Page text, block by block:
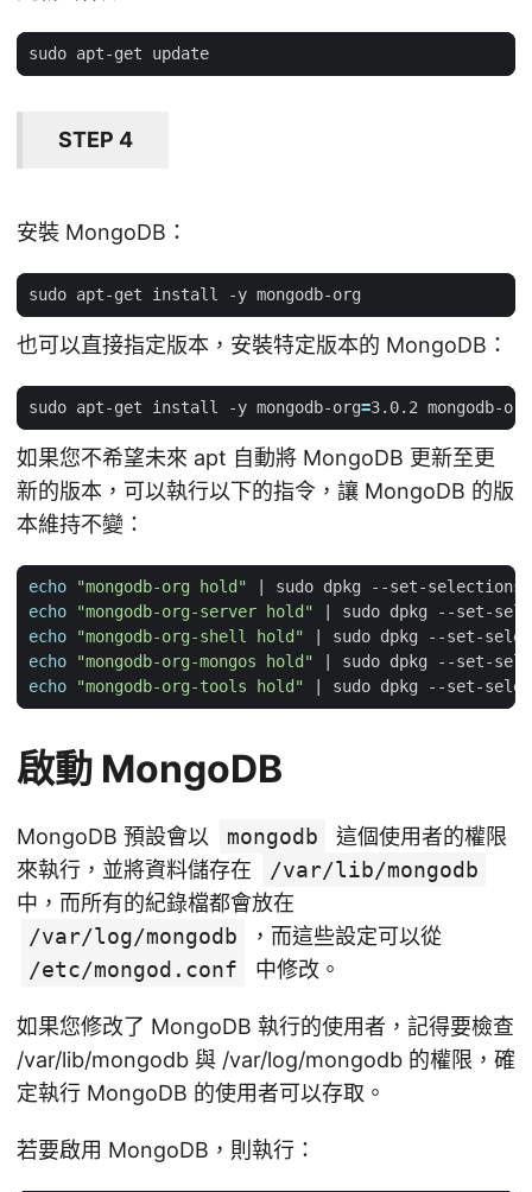
STEP 4
安裝 MongoDB：
也可以直接指定版本，安裝特定版本的 MongoDB：
sudo apt-get install -y mongodb-org=3.0.2 mongodb-
如果您不希望未來 apt 自動將 MongoDB 更新至更
新的版本，可以執行以下的指令，讓 MongoDB 的版
本維持不變：
echo "mongodb-org hold"
echo
"mongodb-org-server hold"
echo
"mongodb-org-shell hold"
echo
"mongodb-org-mongos hold"
echo
"mongodb-org-tools hold"
啟動 MongoDB
MongoDB 預設會以 mongodb
這個使用者的權限
來執行，並將資料儲存在
/var/lib/mongodb
中，而所有的紀錄檔都會放在
/var/log/mongodb
，而這些設定可以從
/etc/mongod.conf
中修改。
如果您修改了 MongoDB 執行的使用者，記得要檢查
/var/lib/mongodb 與 /var/log/mongodb 的權限，確
定執行 MongoDB 的使用者可以存取。
若要啟用 MongoDB，則執行：